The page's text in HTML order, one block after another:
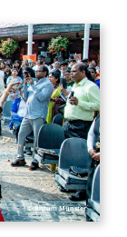
© Bistum Münster